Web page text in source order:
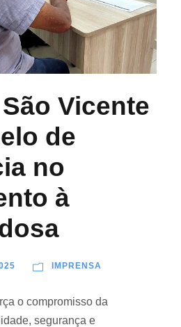
Vicente
de
no
à
IMPRENSA
o compromisso da
segurança e